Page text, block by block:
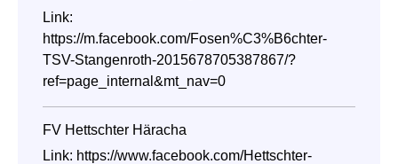
Link:
https://m.facebook.com/Fosen%C3%B6chter-
TSV-Stangenroth-2015678705387867/?
ref=page_internal&mt_nav=0
FV Hettschter Häracha
Link: https://www.facebook.com/Hettschter-